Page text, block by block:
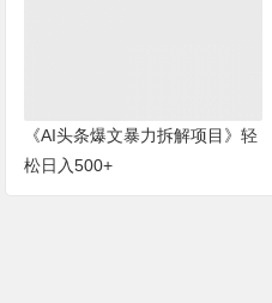
《AI头条爆文暴力拆解项目》轻
松日入500+